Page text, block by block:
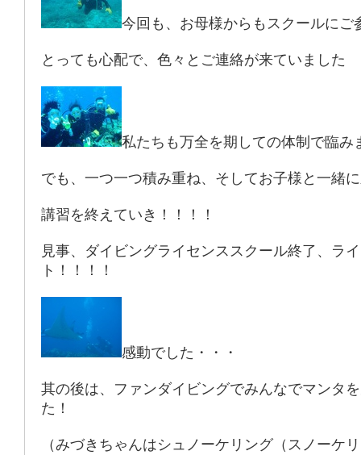
今回も、お母様からもスクールにご
とっても心配で、色々とご連絡が来ていました
私たちも万全を期しての体制で臨み
でも、一つ一つ積み重ね、そしてお子様と一緒
講習を終えていき！！！！
見事、ダイビングライセンススクール終了、ラ
ト！！！！
感動でした・・・
其の後は、ファンダイビングでみんなでマンタ
た！
（みづきちゃんはシュノーケリング（スノーケ